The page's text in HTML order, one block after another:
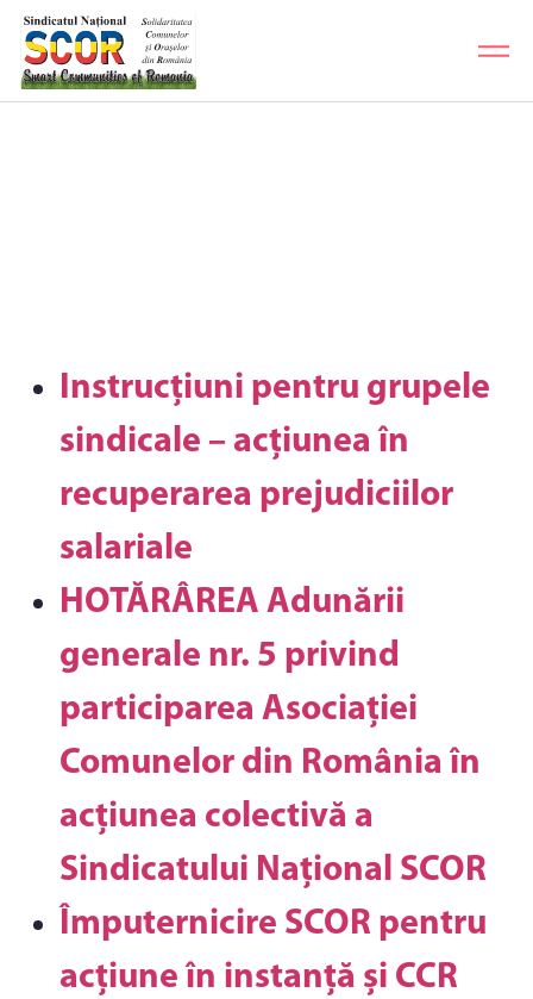
Instrucțiuni pentru grupele
sindicale – acțiunea în
recuperarea prejudiciilor
salariale
HOTĂRÂREA Adunării
generale nr. 5 privind
participarea Asociației
Comunelor din România în
acțiunea colectivă a
Sindicatului Național SCOR
Împuternicire SCOR pentru
acțiune în instanță și CCR